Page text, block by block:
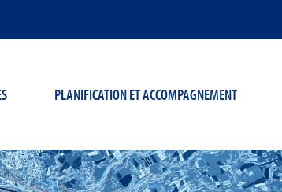
PLANIFICATION ET ACCOMPAGNEMENT